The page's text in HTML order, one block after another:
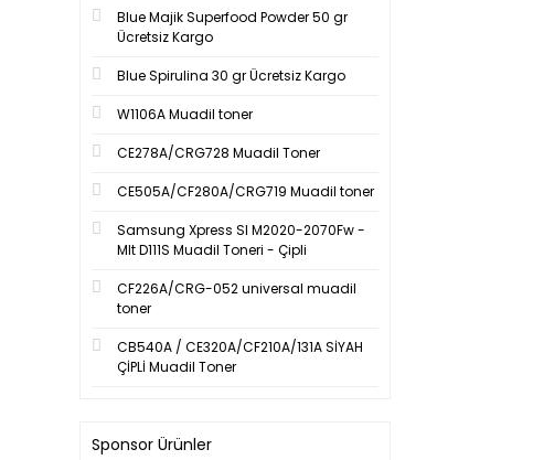
Blue Majik Superfood Powder 50 gr
Ücretsiz Kargo
Blue Spirulina 30 gr Ücretsiz Kargo
W1106A Muadil toner
CE278A/CRG728 Muadil Toner
CE505A/CF280A/CRG719 Muadil toner
Samsung Xpress Sl M2020-2070Fw -
Mlt D111S Muadil Toneri - Çipli
CF226A/CRG-052 universal muadil
toner
CB540A / CE320A/CF210A/131A SİYAH
ÇİPLİ Muadil Toner
Sponsor Ürünler